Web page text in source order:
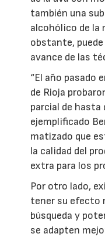
también una
alcohólico de la
obstante,
avance de las
“El año pasado
de Rioja
parcial de hasta
ejemplificado
matizado que
la calidad del
extra para los
Por otro lado,
tener su efecto
búsqueda y
se adapten